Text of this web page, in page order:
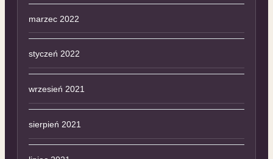
marzec 2022
styczeń 2022
wrzesień 2021
sierpień 2021